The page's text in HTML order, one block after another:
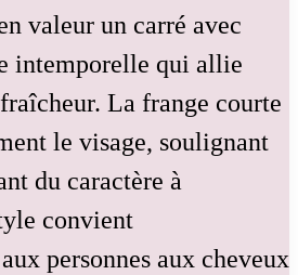
valeur un carré avec
intemporelle qui allie
La frange courte
le visage, soulignant
du caractère à
convient
personnes aux cheveux